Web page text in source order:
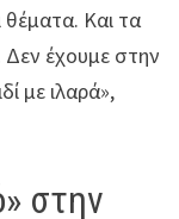
θέματα. Και τα
Δεν έχουμε στην
με ιλαρά»,
στην